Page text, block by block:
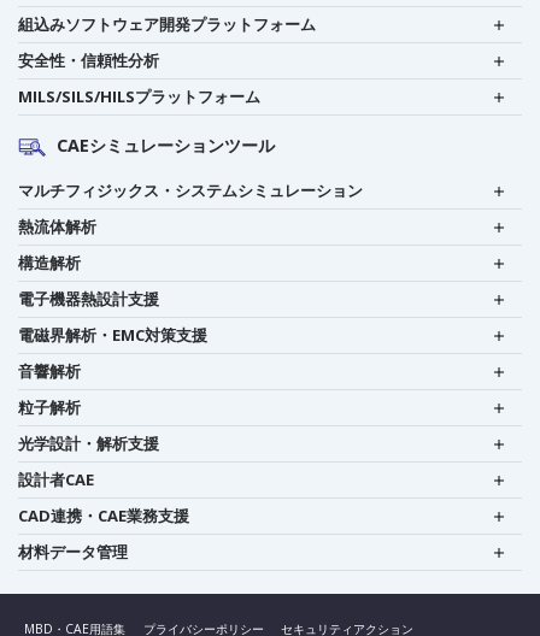
組込みソフトウェア開発プラットフォーム
安全性・信頼性分析
MILS/SILS/HILSプラットフォーム
CAEシミュレーションツール
マルチフィジックス・システムシミュレーション
熱流体解析
構造解析
電子機器熱設計支援
電磁界解析・EMC対策支援
音響解析
粒子解析
光学設計・解析支援
設計者CAE
CAD連携・CAE業務支援
材料データ管理
MBD・CAE用語集 プライバシーポリシー セキュリティアクション